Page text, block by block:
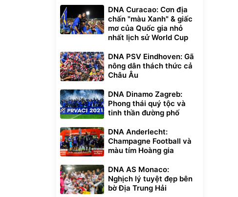
DNA Curacao: Cơn địa
chấn "màu Xanh" & giấc
mơ của Quốc gia nhỏ
nhất lịch sử World Cup
DNA PSV Eindhoven: Gã
nông dân thách thức cả
Châu Âu
DNA Dinamo Zagreb:
Phong thái quý tộc và
tinh thần đường phố
DNA Anderlecht:
Champagne Football và
màu tím Hoàng gia
DNA AS Monaco:
Nghịch lý tuyệt đẹp bên
bờ Địa Trung Hải